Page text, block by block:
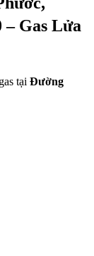
– Gas Lửa
tại Đường